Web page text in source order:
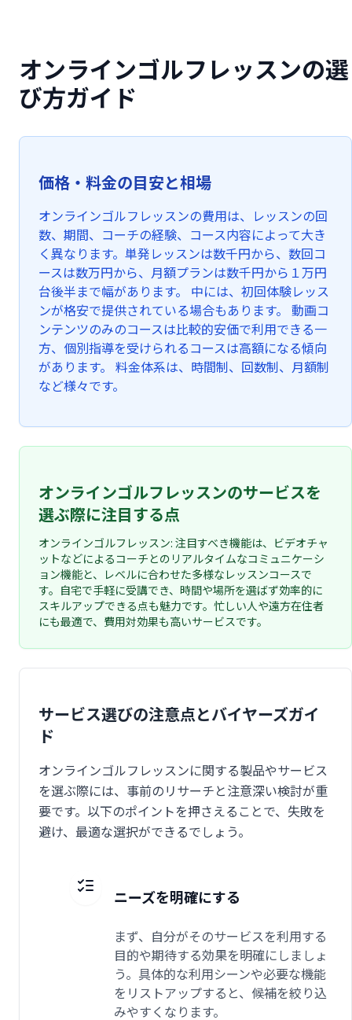
オンラインゴルフレッスンの選
び方ガイド
価格・料金の目安と相場
オンラインゴルフレッスンの費用は、レッスンの回
数、期間、コーチの経験、コース内容によって大き
く異なります。単発レッスンは数千円から、数回コ
ースは数万円から、月額プランは数千円から１万円
台後半まで幅があります。 中には、初回体験レッス
ンが格安で提供されている場合もあります。 動画コ
ンテンツのみのコースは比較的安価で利用できる一
方、個別指導を受けられるコースは高額になる傾向
があります。 料金体系は、時間制、回数制、月額制
など様々です。
オンラインゴルフレッスンのサービスを
選ぶ際に注目する点
オンラインゴルフレッスン: 注目すべき機能は、ビデオチャ
ットなどによるコーチとのリアルタイムなコミュニケーシ
ョン機能と、レベルに合わせた多様なレッスンコースで
す。自宅で手軽に受講でき、時間や場所を選ばず効率的に
スキルアップできる点も魅力です。忙しい人や遠方在住者
にも最適で、費用対効果も高いサービスです。
サービス選びの注意点とバイヤーズガイ
ド
オンラインゴルフレッスンに関する製品やサービス
を選ぶ際には、事前のリサーチと注意深い検討が重
要です。以下のポイントを押さえることで、失敗を
避け、最適な選択ができるでしょう。
ニーズを明確にする
まず、自分がそのサービスを利用する
目的や期待する効果を明確にしましょ
う。具体的な利用シーンや必要な機能
をリストアップすると、候補を絞り込
みやすくなります。